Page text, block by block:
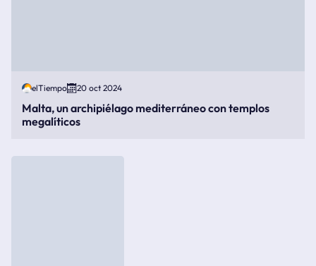
elTiempo 20 oct 2024
Malta, un archipiélago mediterráneo con templos
megalíticos